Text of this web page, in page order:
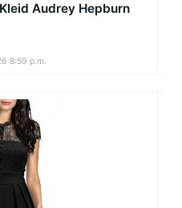
Audrey Hepburn
Cocktail
8:59 p.m.